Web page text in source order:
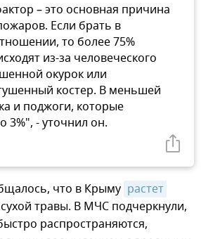
– это основная причина
Если брать в
то более 75%
из-за человеческого
окурок или
костер. В меньшей
и поджоги, которые
3%", - уточнил он.
что в Крыму растет
травы. В МЧС подчеркнули,
распространяются,